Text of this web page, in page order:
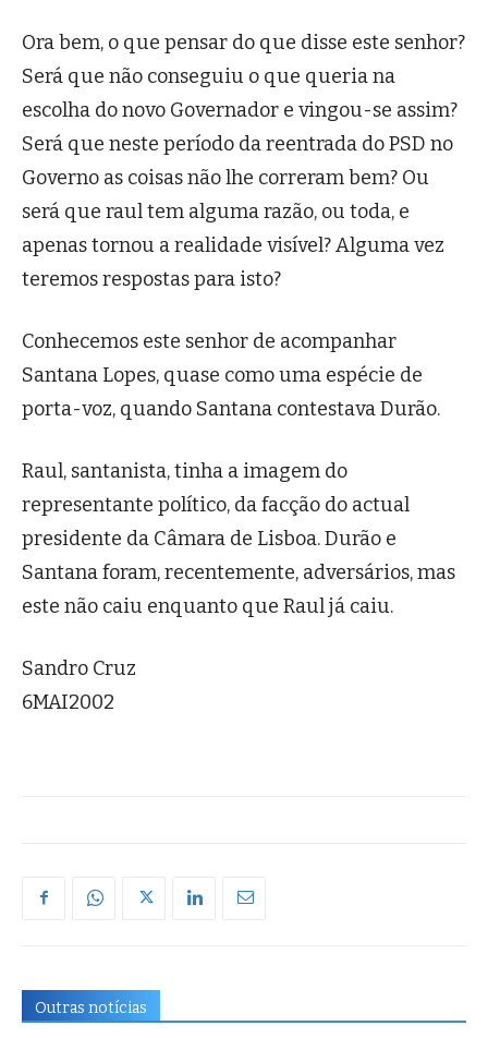
Ora bem, o que pensar do que disse este senhor?
Será que não conseguiu o que queria na
escolha do novo Governador e vingou-se assim?
Será que neste período da reentrada do PSD no
Governo as coisas não lhe correram bem? Ou
será que raul tem alguma razão, ou toda, e
apenas tornou a realidade visível? Alguma vez
teremos respostas para isto?
Conhecemos este senhor de acompanhar
Santana Lopes, quase como uma espécie de
porta-voz, quando Santana contestava Durão.
Raul, santanista, tinha a imagem do
representante político, da facção do actual
presidente da Câmara de Lisboa. Durão e
Santana foram, recentemente, adversários, mas
este não caiu enquanto que Raul já caiu.
Sandro Cruz
6MAI2002
Outras notícias